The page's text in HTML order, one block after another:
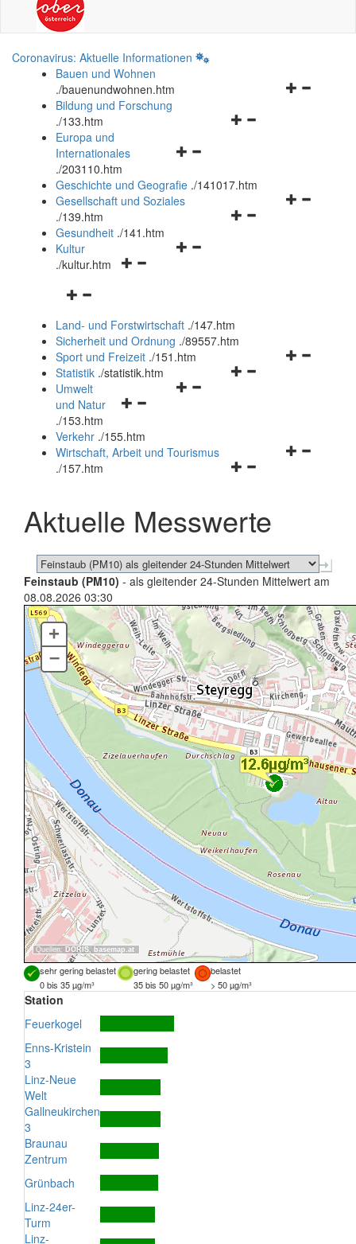
Coronavirus: Aktuelle Informationen
Bauen und Wohnen
./bauenundwohnen.htm
Navigationsmenü
Bildung und Forschung
./133.htm
Navigationsmenü
und
schließen
Europa und
Internationales
./203110.htm
Geschichte und Geografie ./141017.htm
Navigationsmenü
Gesellschaft und Soziales
./139.htm
Navigationsmenü
Gesundheit ./141.htm
Navigationsmenü
Kultur
./kultur.htm
Navigationsmenü
und
schließen
Land- und Forstwirtschaft ./147.htm
Sicherheit und Ordnung ./89557.htm
Navigationsmenü
Sport und Freizeit ./151.htm
Navigationsmenü
Statistik ./statistik.htm
Navigationsmenü
und
schließen
Umwelt
und Natur
./153.htm
Verkehr ./155.htm
Navigationsmenü
schließen
Wirtschaft, Arbeit und Tourismus
./157.htm
Aktuelle Messwerte
Feinstaub (PM10) - als gleitender 24-Stunden Mittelwert am
08.08.2026 03:30
Quellen: DORIS, basemap.at
+
–
sehr gering belastet gering belastet
belastet
0 bis 35 µg/m³
35 bis 50 µg/m³ > 50 µg/m³
Station
Feuerkogel
Enns-Kristein
3
Linz-Neue
Welt
Gallneukirchen
3
Braunau
Zentrum
Grünbach
Linz-24er-
Turm
Linz-